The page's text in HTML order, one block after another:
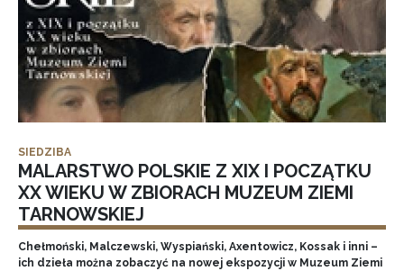
SIEDZIBA
MALARSTWO POLSKIE Z XIX I POCZĄTKU
XX WIEKU W ZBIORACH MUZEUM ZIEMI
TARNOWSKIEJ
Chełmoński, Malczewski, Wyspiański, Axentowicz, Kossak i inni –
ich dzieła można zobaczyć na nowej ekspozycji w Muzeum Ziemi